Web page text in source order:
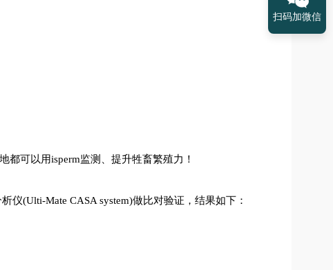
都可以用isperm监测、提升牲畜繁殖力！
仪(Ulti-Mate CASA system)做比对验证，结果如下：
扫码加微信